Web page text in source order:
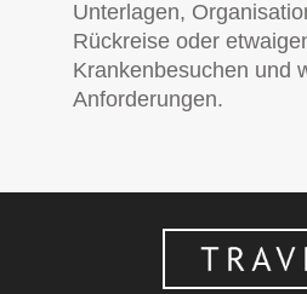
Unterlagen,
Rückreise oder
Krankenbesuchen und
Anforderungen.